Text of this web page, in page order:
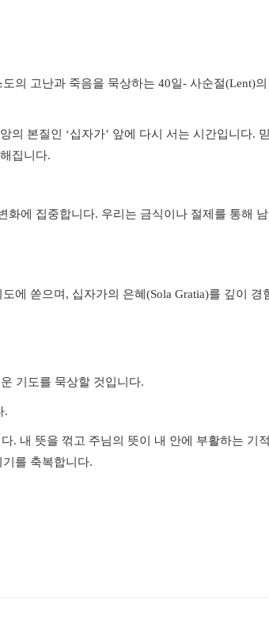
의 고난과 죽음을 묵상하는 40일- 사순절(Lent)
의 본질인 ‘십자가’ 앞에 다시 서는 시간입니다.
집니다.
화에 집중합니다. 우리는 금식이나 절제를 통해
에 쏟으며 , 십자가의 은혜 (Sola Gratia)를 깊이 경
기도를 묵상할 것입니다.
.
. 내 뜻을 꺾고 주님의 뜻이 내 안에 부활하는 기
를 축복합니다.